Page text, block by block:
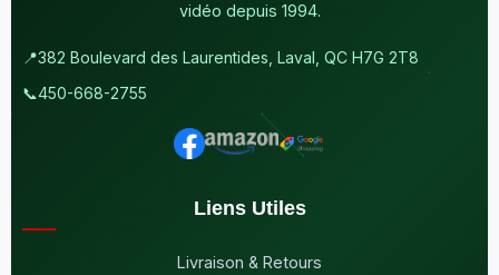
vidéo depuis 1994.
📍382 Boulevard des Laurentides, Laval, QC H7G 2T8
📞450-668-2755
Liens Utiles
Livraison & Retours